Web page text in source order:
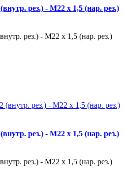
рез.) - M22 х 1,5 (нар. рез.)
рез.) - M22 х 1,5 (нар. рез.)
рез.) - M22 х 1,5 (нар. рез.)
рез.) - M22 х 1,5 (нар. рез.)